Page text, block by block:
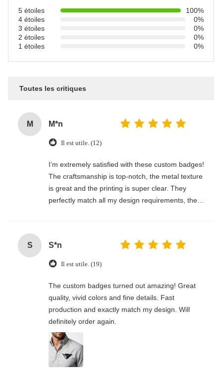
5 étoiles
100%
4 étoiles
0%
3 étoiles
0%
2 étoiles
0%
1 étoiles
0%
Toutes les critiques
M M*n
Il est utile. (12)
I’m extremely satisfied with these custom badges!
The craftsmanship is top-notch, the metal texture
is great and the printing is super clear. They
perfectly match all my design requirements, the
S S*n
Il est utile. (19)
The custom badges turned out amazing! Great
quality, vivid colors and fine details. Fast
production and exactly match my design. Will
definitely order again.